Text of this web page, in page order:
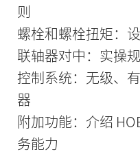
则
螺栓和螺栓扭矩：
联轴器对中：实操
控制系统：无级、
器
附加功能：介绍
务能力